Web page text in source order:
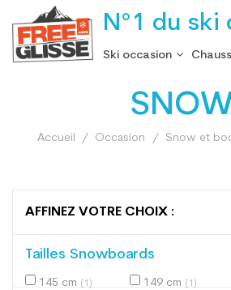
N°1 du ski
Ski occasion
Accueil Occasion Snow et
AFFINEZ VOTRE CHOIX :
Tailles Snowboards
145 cm (1) 149 cm (1)